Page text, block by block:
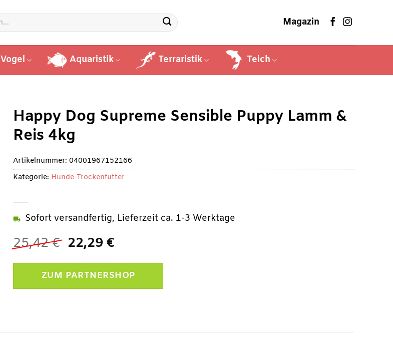
Magazin
Vogel Aquaristik Terraristik Teich
Happy Dog Supreme Sensible Puppy Lamm &
Reis 4kg
25,42€ Ursprünglicher
war:
25,42 €
22,29€
ist:
22,29 €.
Sofort versandfertig, Lieferzeit ca. 1-3 Werktage
ZUM PARTNERSHOP
Artikelnummer:04001967152166
Kategorie: Hunde-Trockenfutter